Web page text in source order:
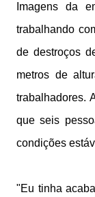
Imagens da
trabalhando
de destroços
metros de
trabalhadores.
que seis
condições
"Eu tinha